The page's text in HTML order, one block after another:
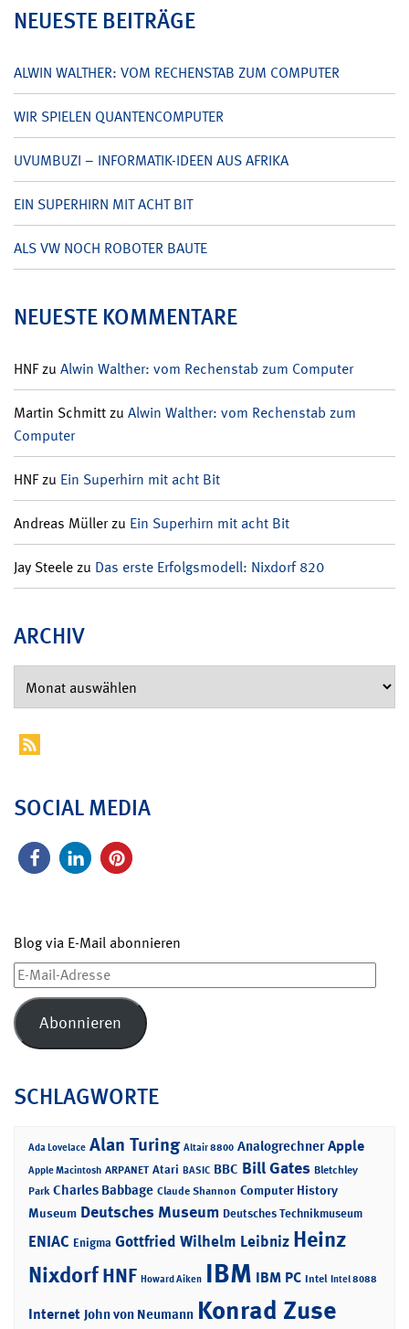
NEUESTE BEITRÄGE
ALWIN WALTHER: VOM RECHENSTAB ZUM COMPUTER
WIR SPIELEN QUANTENCOMPUTER
UVUMBUZI – INFORMATIK-IDEEN AUS AFRIKA
EIN SUPERHIRN MIT ACHT BIT
ALS VW NOCH ROBOTER BAUTE
NEUESTE KOMMENTARE
HNFzu Alwin Walther: vom Rechenstab zum Computer
Martin Schmittzu Alwin Walther: vom Rechenstab zum
Computer
HNFzu Ein Superhirn mit acht Bit
Andreas Müllerzu Ein Superhirn mit acht Bit
Jay Steelezu Das erste Erfolgsmodell: Nixdorf 820
ARCHIV
SOCIAL MEDIA
Blog via E-Mail abonnieren
E-
Mail-
Adresse
Abonnieren
SCHLAGWORTE
Ada Lovelace Alan Turing Altair 8800 Analogrechner Apple
Apple Macintosh ARPANET Atari BASIC BBC Bill Gates Bletchley
Park Charles Babbage Claude Shannon Computer History
Museum Deutsches Museum Deutsches Technikmuseum
ENIAC Enigma Gottfried Wilhelm Leibniz Heinz
NixdorfHNF Howard Aiken IBM IBM PC Intel Intel 8088
Internet John von Neumann Konrad Zuse